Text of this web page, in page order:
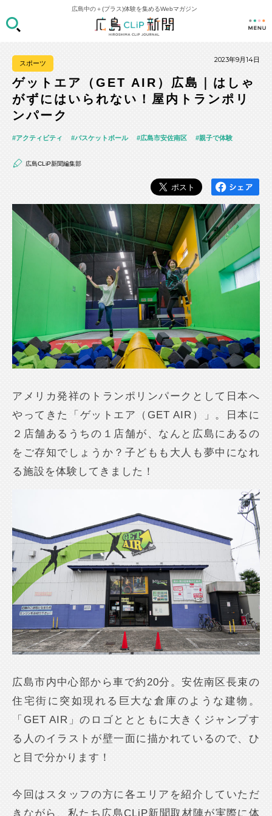
広島中の＋(プラス)体験を集めるWebマガジン
スポーツ 2023年9月14日
ゲットエア（GET AIR）広島｜はしゃ
がずにはいられない！屋内トランポリ
ンパーク
アクティビティ バスケットボール 広島市安佐南区 親子で体験
広島CLiP新聞編集部
アメリカ発祥のトランポリンパークとして日本へ
やってきた「ゲットエア（GET AIR）」。日本に
２店舗あるうちの１店舗が、なんと広島にあるの
をご存知でしょうか？子どもも大人も夢中になれ
る施設を体験してきました！
広島市内中心部から車で約20分。安佐南区長束の
住宅街に突如現れる巨大な倉庫のような建物。
「GET AIR」のロゴととともに大きくジャンプす
る人のイラストが壁一面に描かれているので、ひ
と目で分かります！
今回はスタッフの方に各エリアを紹介していただ
きながら、私たち広島CLiP新聞取材陣が実際に体